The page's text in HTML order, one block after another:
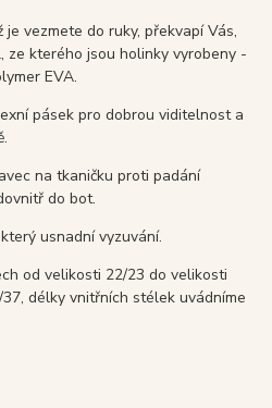
vezmete do ruky, překvapí Vás,
ze kterého jsou holinky vyrobeny -
EVA.
pásek pro dobrou viditelnost a
na tkaničku proti padání
do bot.
usnadní vyzuvání.
od velikosti 22/23 do velikosti
délky vnitřních stélek uvádníme